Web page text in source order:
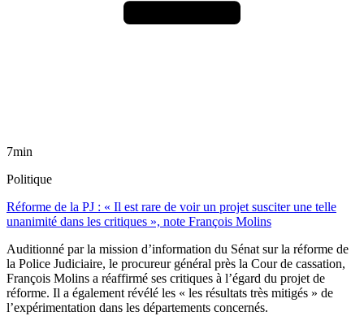
7min
Politique
Réforme de la PJ : « Il est rare de voir un projet susciter une telle
unanimité dans les critiques », note François Molins
Auditionné par la mission d’information du Sénat sur la réforme de
la Police Judiciaire, le procureur général près la Cour de cassation,
François Molins a réaffirmé ses critiques à l’égard du projet de
réforme. Il a également révélé les « les résultats très mitigés » de
l’expérimentation dans les départements concernés.